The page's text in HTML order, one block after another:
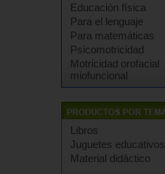
Educación física
Para el lenguaje
Para matemáticas
Psicomotricidad
Motricidad orofacial
miofuncional
Libros
Juguetes educativos
Material didáctico